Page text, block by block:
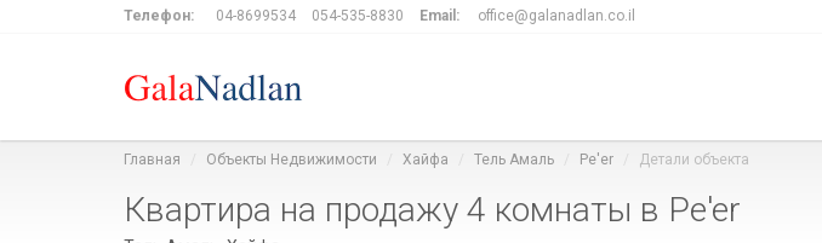
Телефон: 04-8699534 054-535-8830 Email: office@galanadlan.co.il
Главная Объекты Недвижимости Хайфа Тель Амаль Pe'er Детали объекта
Квартира на продажу 4 комнаты в Pe'er